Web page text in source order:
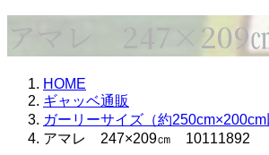
アマレ 247×209
HOME
ギャッベ通販
ガーリーサイズ（約250cm×200cm
アマレ 247×209㎝ 10111892